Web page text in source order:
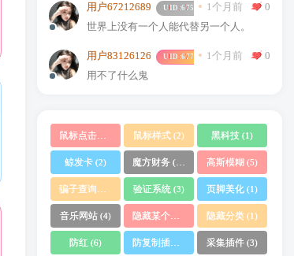
用户67212689 UID:67594 1个月前
0
世界上没有一个人能代替另一个人。
用户83126126 UID:67753 1个月前
0
用不了什么鬼
鼠标样式 (2) 黑科技 (1)
鲸发卡 (2) 魔方财务 (10) 高斯模糊 (5)
验证系统 (3) 页脚美化 (1)
音乐网站 (4) (1)
隐藏分类 (1)
防红 (6) 采集插件 (3)